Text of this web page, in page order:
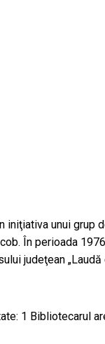
iniţiativa unui grup
În perioada
judeţean „Laudă
1 Bibliotecarul